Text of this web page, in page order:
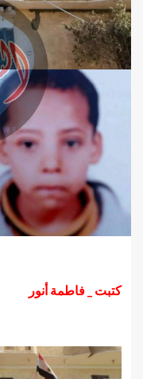
كتبت _ فاطمة أنور